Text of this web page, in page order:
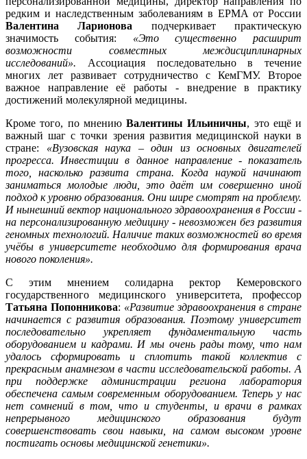
редким и наследственным заболеваниям в EPMA от России
Валентина Ларионова подчеркивает практическую
значимость события: «Это существенно расширит
возможности совместных междисциплинарных
исследований». Ассоциация последовательно в течение
многих лет развивает сотрудничество с КемГМУ. Второе
важное направление её работы - внедрение в практику
достижений молекулярной медицины.
Кроме того, по мнению Валентины Ильиничны, это ещё и
важный шаг с точки зрения развития медицинской науки в
стране: «Вузовская наука – один из основных двигателей
прогресса. Инвестиции в данное направление - показатель
того, насколько развита страна. Когда наукой начинают
заниматься молодые люди, это даёт им совершенно иной
подход к уровню образования. Они шире смотрят на проблему.
И нынешний вектор национального здравоохранения в России -
на персонализированную медицину - невозможен без развития
геномных технологий. Наличие таких возможностей во время
учёбы в университете необходимо для формирования врача
нового поколения».
С этим мнением солидарна ректор Кемеровского
государственного медицинского университета, профессор
Татьяна Попонникова: «Развитие здравоохранения в стране
начинается с развития образования. Поэтому университет
последовательно укрепляет фундаментальную часть
оборудованием и кадрами. И мы очень рады тому, что нам
удалось сформировать и сплотить такой коллектив с
прекрасным анамнезом в части исследовательской работы. А
при поддержке администрации региона лаборатория
обеспечена самым современным оборудованием. Теперь у нас
нет сомнений в том, что и студенты, и врачи в рамках
непрерывного медицинского образования будут
совершенствовать свои навыки, на самом высоком уровне
постигать основы медицинской генетики».